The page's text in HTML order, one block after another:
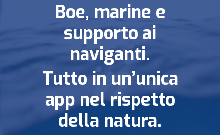
Boe, marine e
supporto ai
naviganti.
Tutto in un’unica
app nel rispetto
della natura.